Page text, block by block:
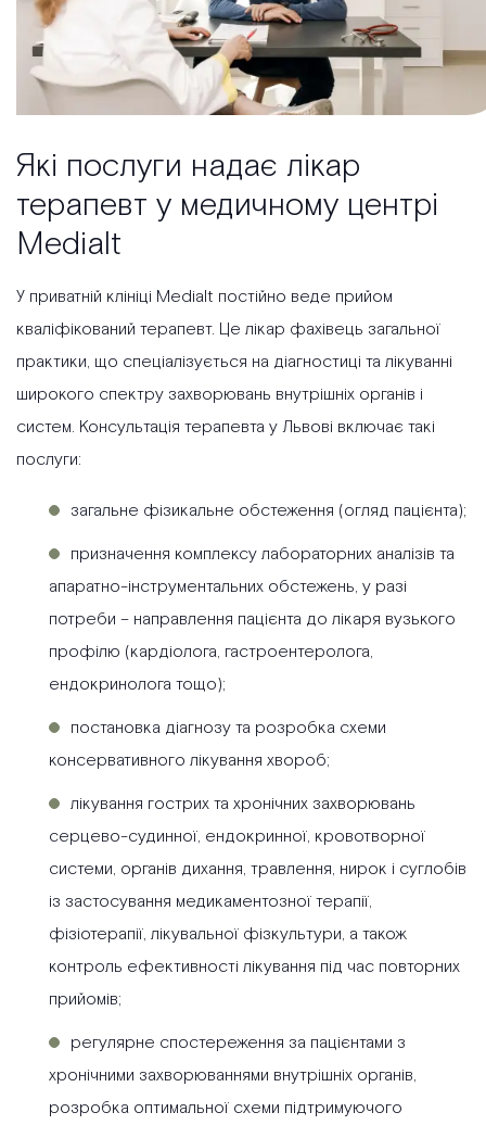
Які послуги надає лікар
терапевт у медичному центрі
Medialt
У приватній клініці Medialt постійно веде прийом
кваліфікований терапевт. Це лікар фахівець загальної
практики, що спеціалізується на діагностиці та лікуванні
широкого спектру захворювань внутрішніх органів і
систем. Консультація терапевта у Львові включає такі
послуги:
загальне фізикальне обстеження (огляд пацієнта);
призначення комплексу лабораторних аналізів та
апаратно-інструментальних обстежень, у разі
потреби – направлення пацієнта до лікаря вузького
профілю (кардіолога, гастроентеролога,
ендокринолога тощо);
постановка діагнозу та розробка схеми
консервативного лікування хвороб;
лікування гострих та хронічних захворювань
серцево-судинної, ендокринної, кровотворної
системи, органів дихання, травлення, нирок і суглобів
із застосування медикаментозної терапії,
фізіотерапії, лікувальної фізкультури, а також
контроль ефективності лікування під час повторних
прийомів;
регулярне спостереження за пацієнтами з
хронічними захворюваннями внутрішніх органів,
розробка оптимальної схеми підтримуючого